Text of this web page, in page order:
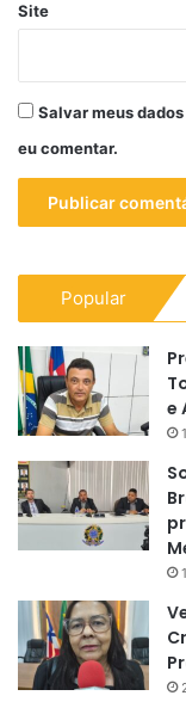
Site
Salvar meus
eu comentar.
Popular
e